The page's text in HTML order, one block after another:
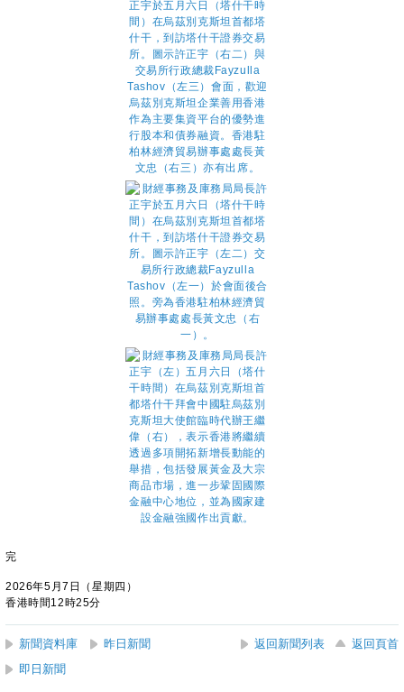
完
2026年5月7日（星期四）
香港時間12時25分
新聞資料庫 昨日新聞 返回新聞列表
返回頁首
即日新聞